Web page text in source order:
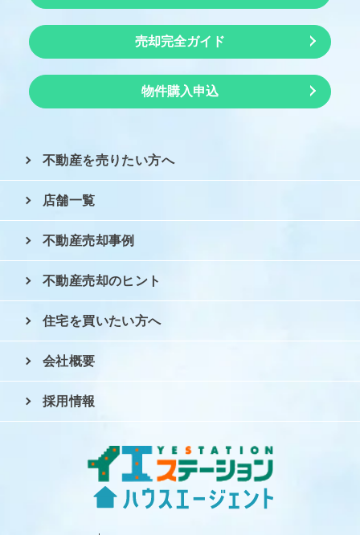
売却完全ガイド
物件購入申込
不動産を売りたい方へ
店舗一覧
不動産売却事例
不動産売却のヒント
住宅を買いたい方へ
会社概要
採用情報